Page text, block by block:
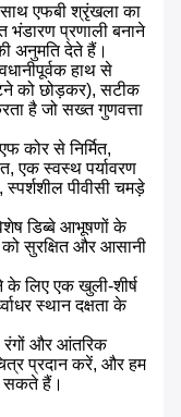
एफबी श्रृंखला का
भंडारण प्रणाली बनाने
अनुमति देते हैं।
हाथ से
को छोड़कर), सटीक
है जो सख्त गुणवत्ता
कोर से निर्मित,
एक स्वस्थ पर्यावरण
पीवीसी चमड़े
डिब्बे आभूषणों के
सुरक्षित और आसानी
लिए एक खुली-शीर्ष
स्थान दक्षता के
रंगों और आंतरिक
प्रदान करें, और हम
सकते हैं।